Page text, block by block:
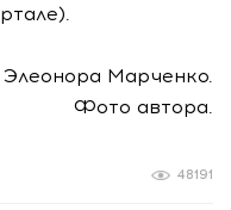
Элеонора Марченко.
Фото автора.
48191